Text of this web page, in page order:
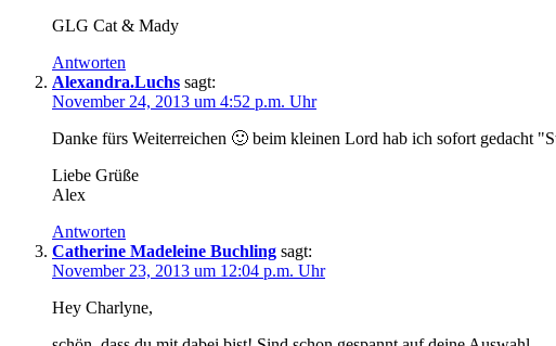
GLG Cat & Mady
Antworten
Alexandra.Luchs sagt:
November 24, 2013 um 4:52 p.m. Uhr
Danke fürs Weiterreichen 🙂 beim kleinen Lord hab ich sofort gedacht
Liebe Grüße
Alex
Antworten
Catherine Madeleine Buchling sagt:
November 23, 2013 um 12:04 p.m. Uhr
Hey Charlyne,